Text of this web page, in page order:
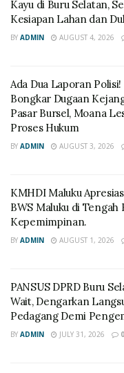
Kayu di Buru Selatan,
Kesiapan Lahan dan
BY ADMIN AUGUST 4, 2026
Ada Dua Laporan
Bongkar Dugaan
Pasar Bursel, Moana
Proses Hukum
BY ADMIN AUGUST 3, 2026
KMHDI Maluku
BWS Maluku di
Kepemimpinan.
BY ADMIN AUGUST 1, 2026
PANSUS DPRD Buru
Wait, Dengarkan
Pedagang Demi
BY ADMIN JULY 31, 2026 0